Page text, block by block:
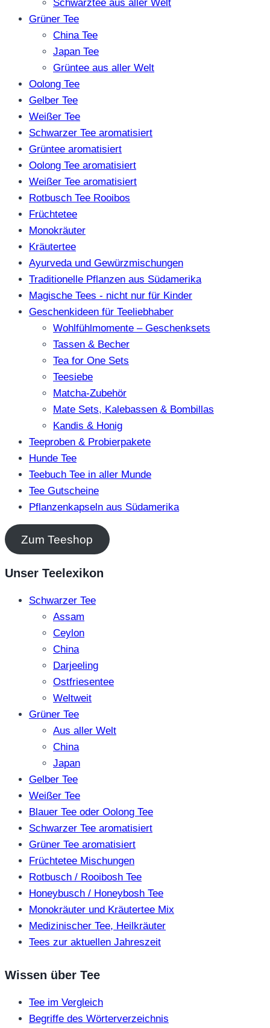
Schwarztee aus aller Welt
Grüner Tee
China Tee
Japan Tee
Grüntee aus aller Welt
Oolong Tee
Gelber Tee
Weißer Tee
Schwarzer Tee aromatisiert
Grüntee aromatisiert
Oolong Tee aromatisiert
Weißer Tee aromatisiert
Rotbusch Tee Rooibos
Früchtetee
Monokräuter
Kräutertee
Ayurveda und Gewürzmischungen
Traditionelle Pflanzen aus Südamerika
Magische Tees - nicht nur für Kinder
Geschenkideen für Teeliebhaber
Wohlfühlmomente – Geschenksets
Tassen & Becher
Tea for One Sets
Teesiebe
Matcha-Zubehör
Mate Sets, Kalebassen & Bombillas
Kandis & Honig
Teeproben & Probierpakete
Hunde Tee
Teebuch Tee in aller Munde
Tee Gutscheine
Pflanzenkapseln aus Südamerika
Zum Teeshop
Unser Teelexikon
Schwarzer Tee
Assam
Ceylon
China
Darjeeling
Ostfriesentee
Weltweit
Grüner Tee
Aus aller Welt
China
Japan
Gelber Tee
Weißer Tee
Blauer Tee oder Oolong Tee
Schwarzer Tee aromatisiert
Grüner Tee aromatisiert
Früchtetee Mischungen
Rotbusch / Rooibosh Tee
Honeybusch / Honeybosh Tee
Monokräuter und Kräutertee Mix
Medizinischer Tee, Heilkräuter
Tees zur aktuellen Jahreszeit
Wissen über Tee
Tee im Vergleich
Begriffe des Wörterverzeichnis